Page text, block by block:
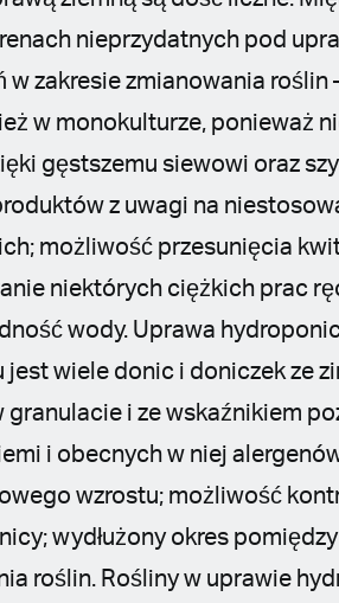
nieprzydatnych pod
zakresie zmianowania roślin
w monokulturze, ponieważ
gęstszemu siewowi oraz
z uwagi na
możliwość przesunięcia
niektórych ciężkich prac
wody. Uprawa
wiele donic i doniczek ze
i ze wskaźnikiem
i obecnych w niej
wzrostu; możliwość
wydłużony okres
roślin. Rośliny w uprawie